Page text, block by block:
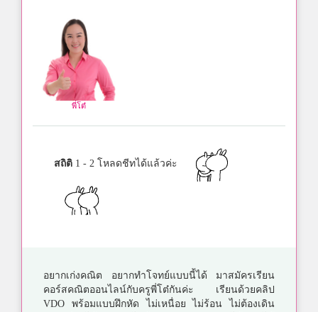
พี่โต๋
สถิติ 1 - 2 โหลดชีทได้แล้วค่ะ
อยากเก่งคณิต อยากทำโจทย์แบบนี้ได้ มาสมัครเรียน
คอร์สคณิตออนไลน์กับครูพี่โต๋กันค่ะ เรียนด้วยคลิป
VDO พร้อมแบบฝึกหัด ไม่เหนื่อย ไม่ร้อน ไม่ต้องเดิน